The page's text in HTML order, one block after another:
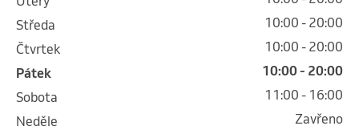
středa
10:00 - 20:00
čtvrtek
10:00 - 20:00
pátek
10:00 - 20:00
sobota
11:00 - 16:00
neděle
Zavřeno